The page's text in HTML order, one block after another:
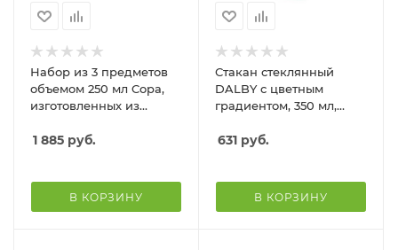
Набор из 3 предметов
объемом 250 мл Copa,
изготовленных из
1 885 руб.
В КОРЗИНУ
Стакан стеклянный
DALBY с цветным
градиентом, 350 мл,
синий
631 руб.
В КОРЗИНУ